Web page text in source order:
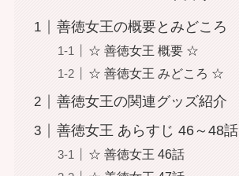
善徳女王の概要とみどころ
☆ 善徳女王 概要 ☆
☆ 善徳女王 みどころ ☆
善徳女王の関連グッズ紹介
善徳女王 あらすじ 46～48話
☆ 善徳女王 46話